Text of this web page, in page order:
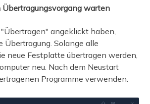
warten
angeklickt haben,
Übertragung. Solange alle
neue Festplatte übertragen werden,
neu. Nach dem Neustart
Programme verwenden.